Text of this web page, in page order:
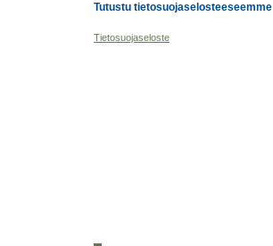
Tutustu tietosuojaselosteeseemme
Tietosuojaseloste